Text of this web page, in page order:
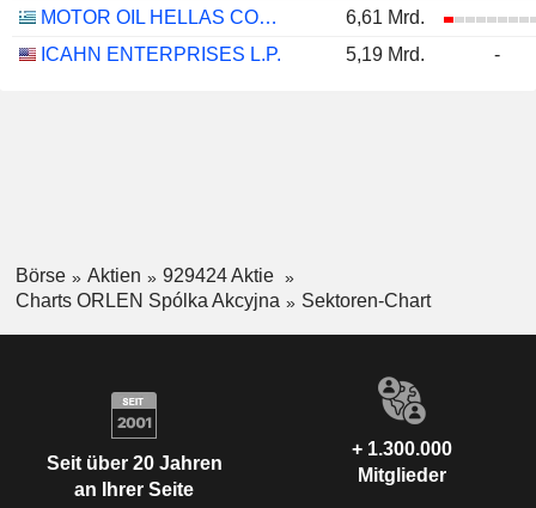
MOTOR OIL HELLAS CORINTH REFINERIES S.A.
6,61 Mrd.
ICAHN ENTERPRISES L.P.
5,19 Mrd. -
Börse Aktien
929424 Aktie
Charts ORLEN Spólka Akcyjna
Sektoren-Chart
Seit über 20 Jahren
an Ihrer Seite
+ 1.300.000
Mitglieder